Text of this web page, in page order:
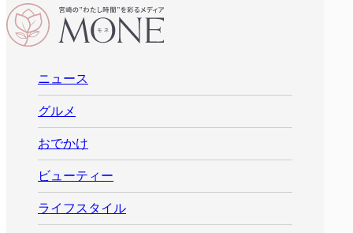
ニュース
グルメ
おでかけ
ビューティー
ライフスタイル